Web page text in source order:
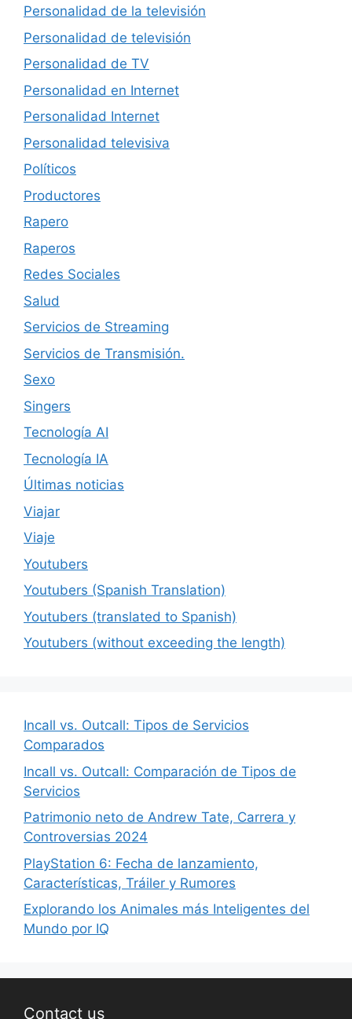
Personalidad de la televisión
Personalidad de televisión
Personalidad de TV
Personalidad en Internet
Personalidad Internet
Personalidad televisiva
Políticos
Productores
Rapero
Raperos
Redes Sociales
Salud
Servicios de Streaming
Servicios de Transmisión.
Sexo
Singers
Tecnología AI
Tecnología IA
Últimas noticias
Viajar
Viaje
Youtubers
Youtubers (Spanish Translation)
Youtubers (translated to Spanish)
Youtubers (without exceeding the length)
Incall vs. Outcall: Tipos de Servicios
Comparados
Incall vs. Outcall: Comparación de Tipos de
Servicios
Patrimonio neto de Andrew Tate, Carrera y
Controversias 2024
PlayStation 6: Fecha de lanzamiento,
Características, Tráiler y Rumores
Explorando los Animales más Inteligentes del
Mundo por IQ
Contact us